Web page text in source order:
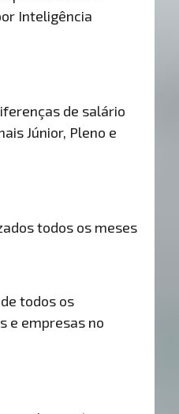
Inteligência
de salário
Júnior, Pleno e
todos os meses
todos os
e empresas no